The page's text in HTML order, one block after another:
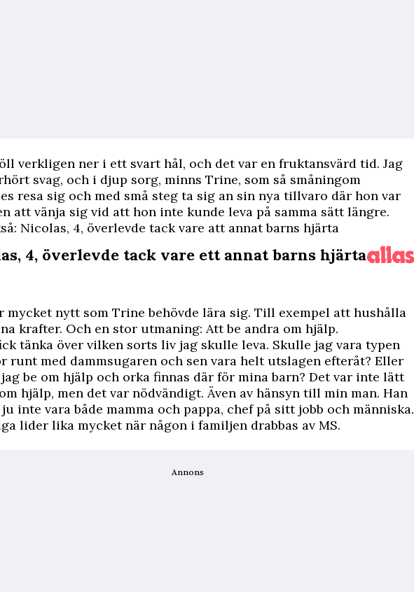
verkligen ner i ett svart hål, och det var en fruktansvärd tid. Jag
svag, och i djup sorg, minns Trine, som så småningom
resa sig och med små steg ta sig an sin nya tillvaro där hon var
att vänja sig vid att hon inte kunde leva på samma sätt längre.
Nicolas, 4, överlevde tack vare att annat barns hjärta
4, överlevde tack vare ett annat barns hjärta
mycket nytt som Trine behövde lära sig. Till exempel att hushålla
krafter. Och en stor utmaning: Att be andra om hjälp.
tänka över vilken sorts liv jag skulle leva. Skulle jag vara typen
runt med dammsugaren och sen vara helt utslagen efteråt? Eller
be om hjälp och orka finnas där för mina barn? Det var inte lätt
hjälp, men det var nödvändigt. Även av hänsyn till min man. Han
inte vara både mamma och pappa, chef på sitt jobb och människa.
lider lika mycket när någon i familjen drabbas av MS.
Annons